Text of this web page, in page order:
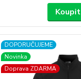
Koupit
DOPORUČUJEME
Novinka
Doprava ZDARMA